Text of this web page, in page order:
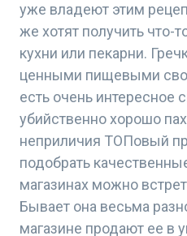
уже владеют этим
же хотят получить что-
кухни или пекарни.
ценными пищевыми
есть очень интересное
убийственно хорошо
неприличия ТОПовый
подобрать
магазинах можно
Бывает она весьма
магазине продают ее в